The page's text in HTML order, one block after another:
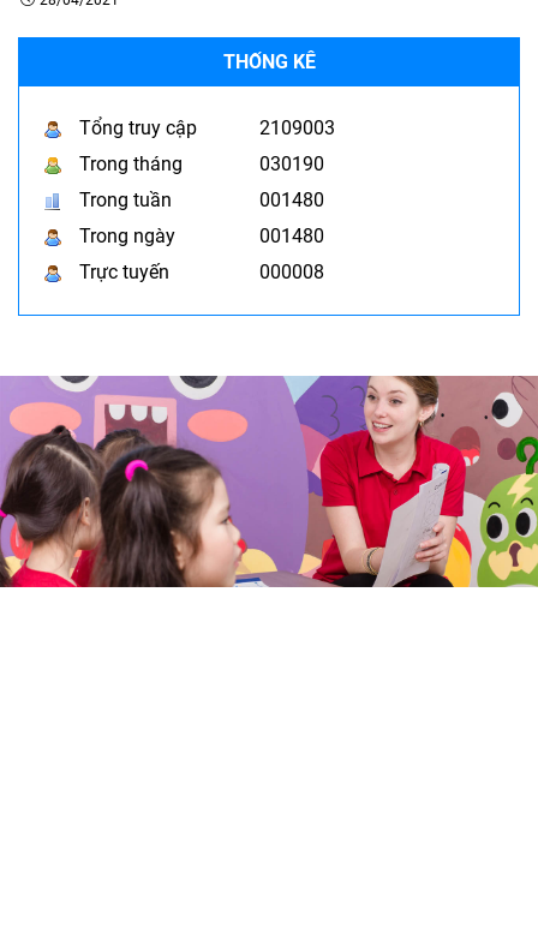
THỐNG KÊ
Tổng truy cập
2109003
Trong tháng
030190
Trong tuần
001480
Trong ngày
001480
Trực tuyến
000008